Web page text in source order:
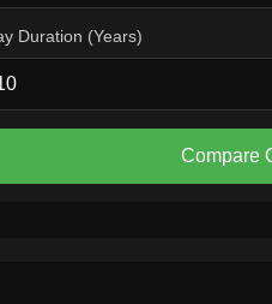
Duration (Years)
Compare